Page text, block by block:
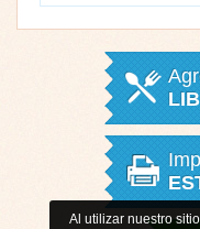
Al utilizar nuestro